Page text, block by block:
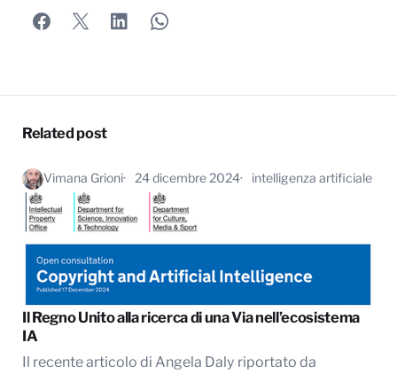
Related post
Vimana Grioni 24 dicembre 2024 intelligenza artificiale
Il Regno Unito alla ricerca di una Via nell’ecosistema
IA
Il recente articolo di Angela Daly riportato da